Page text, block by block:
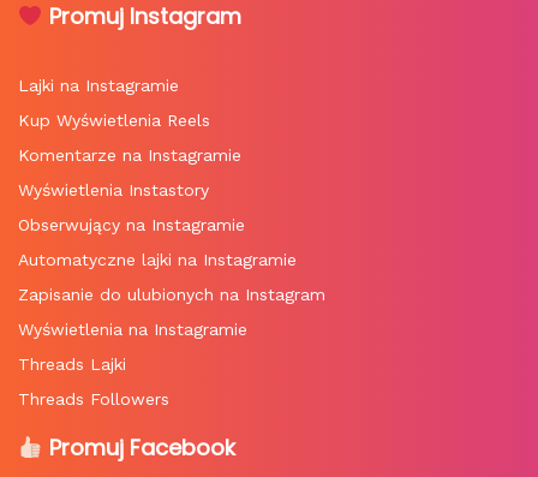
Promuj Instagram
Lajki na Instagramie
Kup Wyświetlenia Reels
Komentarze na Instagramie
Wyświetlenia Instastory
Obserwujący na Instagramie
Automatyczne lajki na Instagramie
Zapisanie do ulubionych na Instagram
Wyświetlenia na Instagramie
Threads Lajki
Threads Followers
Promuj Facebook